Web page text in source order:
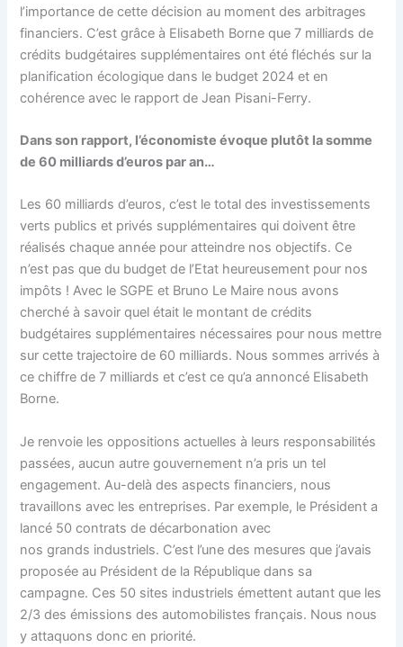
l’importance de cette décision au moment des arbitrages
financiers. C’est grâce à Elisabeth Borne que 7 milliards de
crédits budgétaires supplémentaires ont été fléchés sur la
planification écologique dans le budget 2024 et en
cohérence avec le rapport de Jean Pisani-Ferry.
Dans son rapport, l’économiste évoque plutôt la somme
de 60 milliards d’euros par an…
Les 60 milliards d’euros, c’est le total des investissements
verts publics et privés supplémentaires qui doivent être
réalisés chaque année pour atteindre nos objectifs. Ce
n’est pas que du budget de l’Etat heureusement pour nos
impôts ! Avec le SGPE et Bruno Le Maire nous avons
cherché à savoir quel était le montant de crédits
budgétaires supplémentaires nécessaires pour nous mettre
sur cette trajectoire de 60 milliards. Nous sommes arrivés à
ce chiffre de 7 milliards et c’est ce qu’a annoncé Elisabeth
Borne.
Je renvoie les oppositions actuelles à leurs responsabilités
passées, aucun autre gouvernement n’a pris un tel
engagement. Au-delà des aspects financiers, nous
travaillons avec les entreprises. Par exemple, le Président a
lancé 50 contrats de décarbonation avec
nos grands industriels. C’est l’une des mesures que j’avais
proposée au Président de la République dans sa
campagne. Ces 50 sites industriels émettent autant que les
2/3 des émissions des automobilistes français. Nous nous
y attaquons donc en priorité.